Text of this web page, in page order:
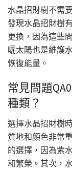
水晶招財樹不需
發現水晶招財樹
更換，因為這些
曬太陽也是維護
恢復能量。
常見問題
種類？
選擇水晶招財樹
質地和顏色非常
的選擇，因為紫
和繁榮。其次，